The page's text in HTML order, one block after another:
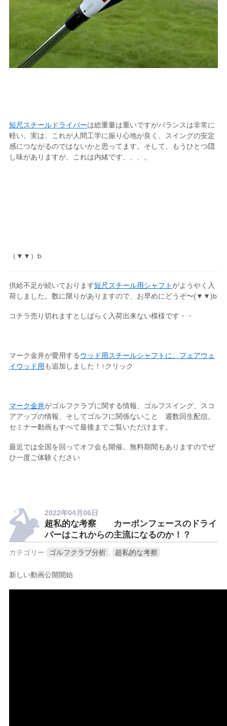
短尺スチールドライバーは総重量は重いですがバランスは非常に
軽い。実は、これが人間工学に振り心地が良く、スイングの安定
感につながるのではないかと思ってます。そして、もうひとつ隠
し味がありますが、これは内緒です、、、。
（▼▼）b
供給不足が続いております短尺スチール用シャフト がようやく入
荷しました。数に限りがありますので、お早めにどうぞ〜(▼▼)b
コチラ売り切れますとしばらく入荷出来ない模様です・・
マーク金井が愛用するウッド用スチールシャフトに、フェアウェ
イウッド用 も追加しました！↑クリック
マーク金井がゴルフクラブに関する情報、ゴルフスイング、スコ
アアップの情報、そしてゴルフに関係ないこと 週数回生配信。
セミナー動画もすべて最後までご覧いただけます。
最近では全国を回ってオフ会も開催。無料期間もありますのでぜ
ひ一度ご体験ください
2022年04月06日
超私的な考察 カーボンフェースのドライ
バーはこれからの主流になるのか！？
カテゴリー ゴルフクラブ分析 , 超私的な考察
新しい動画公開開始